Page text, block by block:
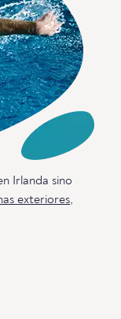
Irlanda sino
exteriores,